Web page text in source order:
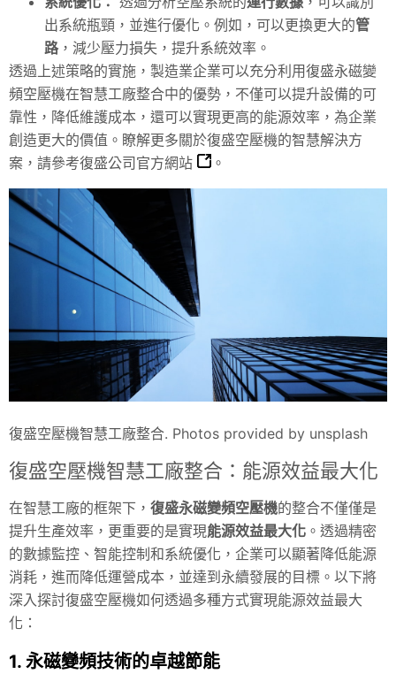
出系統瓶頸，並進行優化。例如，可以更換更大的管
路，減少壓力損失，提升系統效率。
透過上述策略的實施，製造業企業可以充分利用復盛永磁變
頻空壓機在智慧工廠整合中的優勢，不僅可以提升設備的可
靠性，降低維護成本，還可以實現更高的能源效率，為企業
創造更大的價值。瞭解更多關於復盛空壓機的智慧解決方
案，請參考復盛公司官方網站 。
復盛空壓機智慧工廠整合. Photos provided by unsplash
復盛空壓機智慧工廠整合：能源效益最大化
在智慧工廠的框架下， 復盛永磁變頻空壓機的整合不僅僅是
提升生產效率，更重要的是實現能源效益最大化 。透過精密
的數據監控、智能控制和系統優化，企業可以顯著降低能源
消耗，進而降低運營成本，並達到永續發展的目標。以下將
深入探討復盛空壓機如何透過多種方式實現能源效益最大
化：
1. 永磁變頻技術的卓越節能